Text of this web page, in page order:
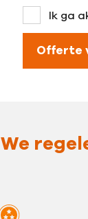
Ik ga
Offerte
We